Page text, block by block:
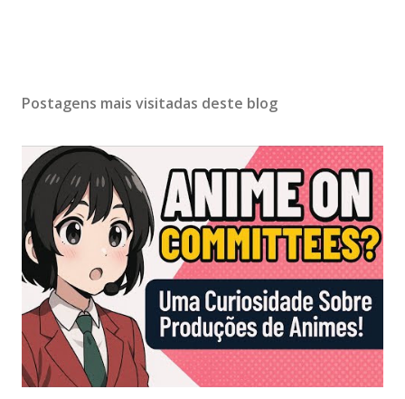
Postagens mais visitadas deste blog